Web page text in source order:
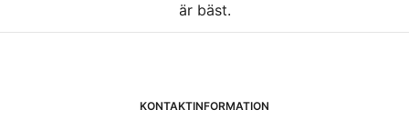
är bäst.
KONTAKTINFORMATION